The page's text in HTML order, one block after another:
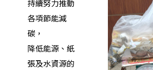
持續努力推動
各項節能減
碳，
降低能源、紙
張及水資源的